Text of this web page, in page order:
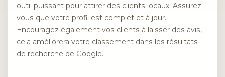
outil puissant pour attirer des clients locaux. Assurez-
vous que votre profil est complet et à jour.
Encouragez également vos clients à laisser des avis,
cela améliorera votre classement dans les résultats
de recherche de Google.